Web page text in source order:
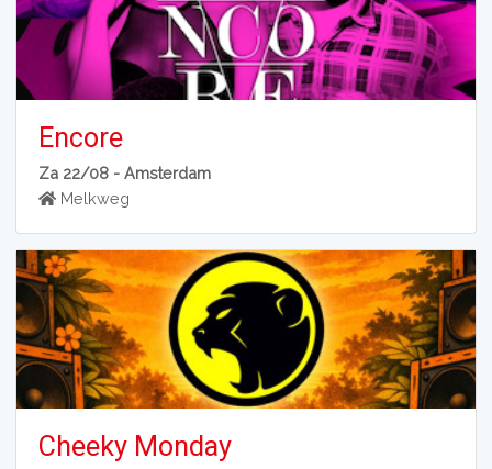
Encore
Za 22/08 -Amsterdam
Melkweg
Cheeky Monday